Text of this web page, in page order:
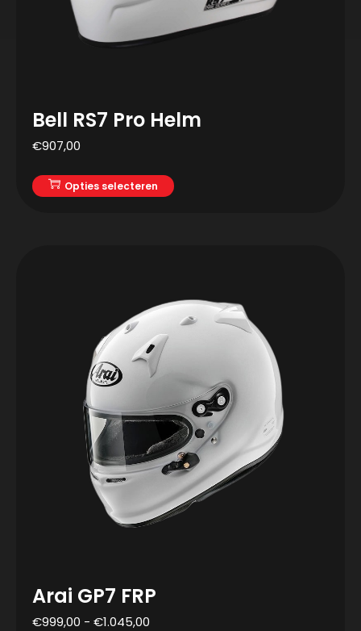
Bell RS7 Pro Helm
€907,00
Opties selecteren
Arai GP7 FRP
€999,00 - €1.045,00